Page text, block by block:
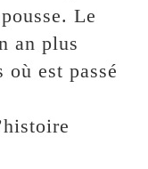
Le
an plus
est passé